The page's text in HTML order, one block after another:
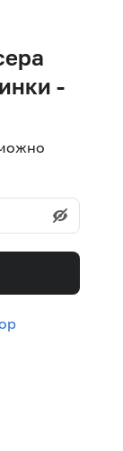
-